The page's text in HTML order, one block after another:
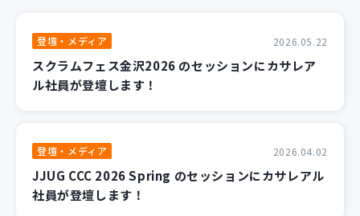
登壇・メディア 2026.05.22
スクラムフェス金沢2026 のセッションにカサレア
ル社員が登壇します！
登壇・メディア 2026.04.02
JJUG CCC 2026 Spring のセッションにカサレアル
社員が登壇します！